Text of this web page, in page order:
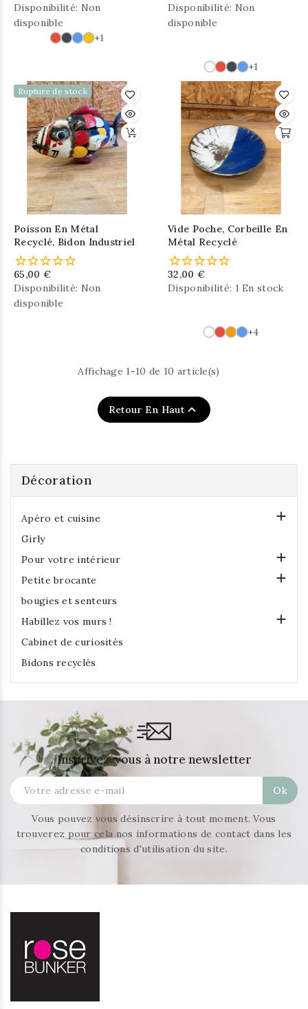
Disponibilité: Non
disponible
+1
Disponibilité: Non
disponible
+1
Rupture de stock
Poisson En Métal
Recyclé, Bidon Industriel
65,00 €
Disponibilité: Non
disponible
Vide Poche, Corbeille En
Métal Recyclé
32,00 €
Disponibilité: 1 En stock
+4
Affichage 1-10 de 10 article(s)
Retour En Haut
Décoration
Apéro et cuisine 
Girly
Pour votre intérieur

Petite brocante 
bougies et senteurs
Habillez vos murs !

Cabinet de curiosités
Bidons recyclés
Inscrivez-vous à notre newsletter
Vous pouvez vous désinscrire à tout moment. Vous
trouverez pour cela nos informations de contact dans les
conditions d'utilisation du site.